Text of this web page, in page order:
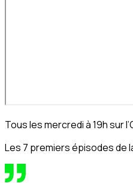
Tous les mercredi à 19h sur
Les 7 premiers épisodes de